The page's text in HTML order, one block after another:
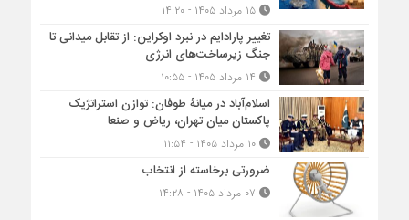
۱۵ مرداد ۱۴۰۵ - ۱۴:۲۰
تغییر پارادایم در نبرد اوکراین: از تقابل میدانی تا
جنگ زیرساخت‌های انرژی
اسلام‌آباد در میانۀ طوفان: توازن استراتژیک
پاکستان میان تهران، ریاض و صنعا
۱۰ مرداد ۱۴۰۵ - ۱۱:۵۴
ضرورتی برخاسته از انتخاب